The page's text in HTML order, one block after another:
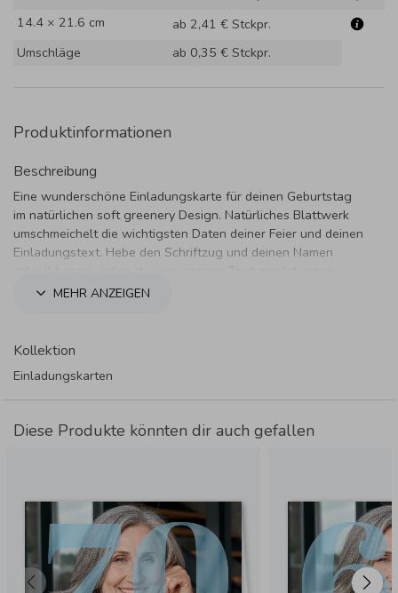
14.4 × 21.6 cm
ab 2,41 € Stckpr.
Umschläge
ab 0,35 € Stckpr.
Produktinformationen
Beschreibung
Eine wunderschöne Einladungskarte für deinen Geburtstag
im natürlichen soft greenery Design. Natürliches Blattwerk
umschmeichelt die wichtigsten Daten deiner Feier und deinen
Einladungstext. Hebe den Schriftzug und deinen Namen
verwendest.MEHR ANZEIGEN
Kollektion
Einladungskarten
Diese Produkte könnten dir auch gefallen